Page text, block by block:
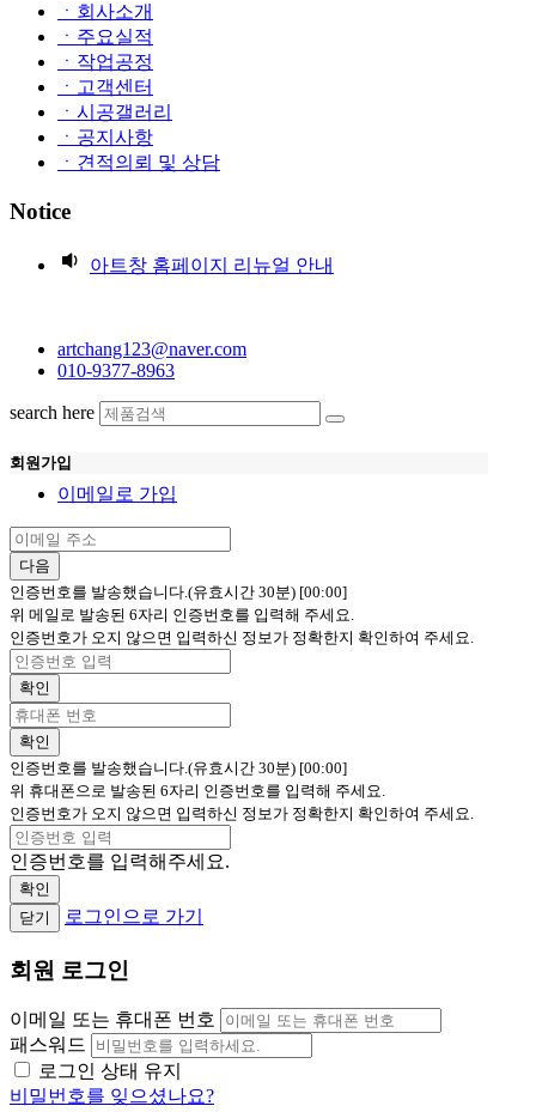
ㆍ회사소개
ㆍ주요실적
ㆍ작업공정
ㆍ고객센터
ㆍ시공갤러리
ㆍ공지사항
ㆍ견적의뢰 및 상담
Notice
아트창 홈페이지 리뉴얼 안내
artchang123@naver.com
010-9377-8963
search here
회원가입
이메일로 가입
다음
인증번호를 발송했습니다.(유효시간 30분) [00:00]
위 메일로 발송된 6자리 인증번호를 입력해 주세요.
인증번호가 오지 않으면 입력하신 정보가 정확한지 확인하여 주세요.
확인
확인
인증번호를 발송했습니다.(유효시간 30분) [00:00]
위 휴대폰으로 발송된 6자리 인증번호를 입력해 주세요.
인증번호가 오지 않으면 입력하신 정보가 정확한지 확인하여 주세요.
인증번호를 입력해주세요.
확인
닫기
로그인으로 가기
회원 로그인
이메일 또는 휴대폰 번호
패스워드
로그인 상태 유지
비밀번호를 잊으셨나요?